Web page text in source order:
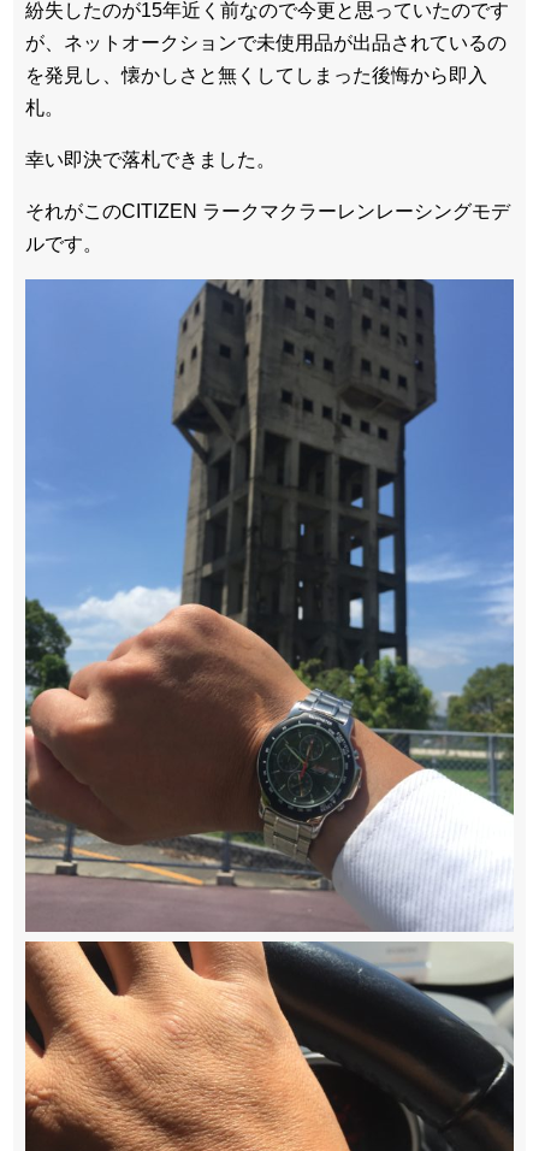
紛失したのが15年近く前なので今更と思っていたのです
が、ネットオークションで未使用品が出品されているの
を発見し、懐かしさと無くしてしまった後悔から即入
札。
幸い即決で落札できました。
それがこのCITIZEN ラークマクラーレンレーシングモデ
ルです。